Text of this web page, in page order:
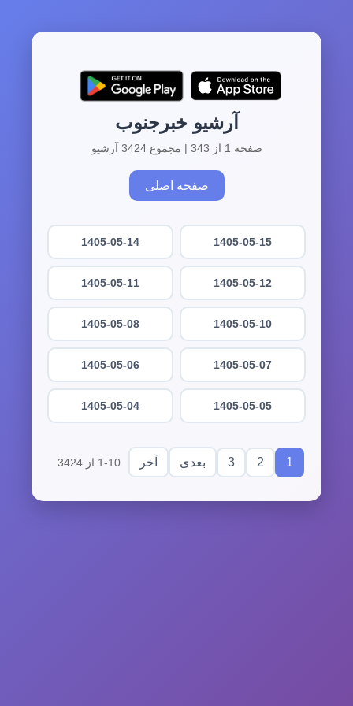
آرشیو خبرجنوب
صفحه 1 از 343 | مجموع 3424 آرشیو
صفحه اصلی
1405-05-15
1405-05-14
1405-05-12
1405-05-11
1405-05-10
1405-05-08
1405-05-07
1405-05-06
1405-05-05
1405-05-04
1
2
3 بعدی آخر 1-10 از 3424